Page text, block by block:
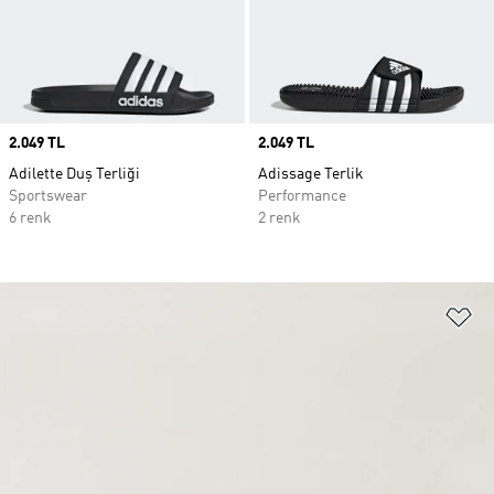
Price
2.049 TL
Adilette Duş Terliği
Sportswear
6 renk
Price
2.049 TL
Adissage Terlik
Performance
2 renk